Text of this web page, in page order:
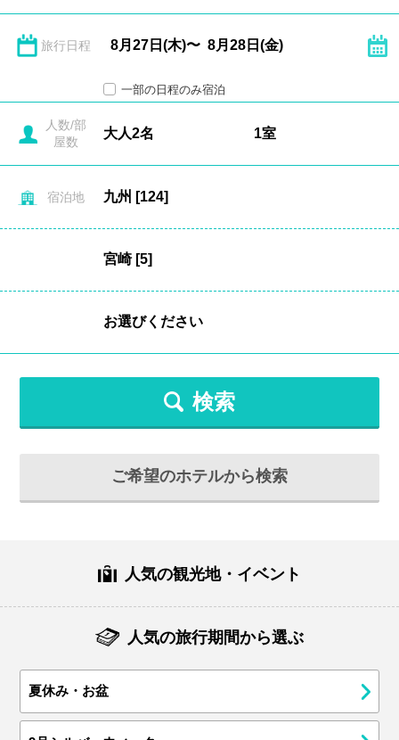
旅行日程
一部の日程のみ宿泊
人数/部
屋数
宿泊地
検索
ご希望のホテルから検索
人気の観光地・イベント
人気の旅行期間から選ぶ
夏休み・お盆